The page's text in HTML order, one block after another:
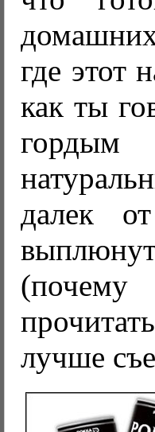
где этот
как ты
далек
лучше